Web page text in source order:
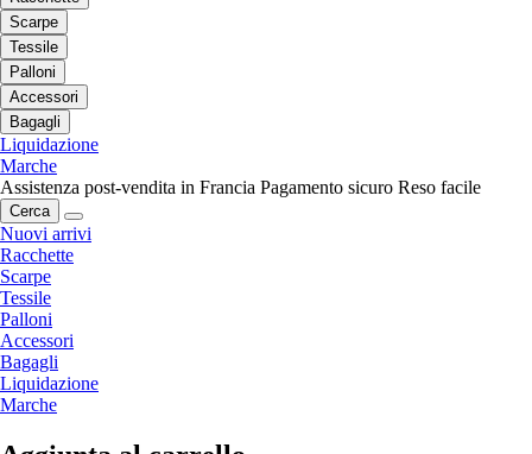
Scarpe
Tessile
Palloni
Accessori
Bagagli
Liquidazione
Marche
Assistenza post-vendita in Francia Pagamento sicuro Reso facile
Cerca
Nuovi arrivi
Racchette
Scarpe
Tessile
Palloni
Accessori
Bagagli
Liquidazione
Marche